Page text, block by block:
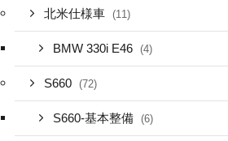
北米仕様車 (11)
BMW 330i E46 (4)
S660 (72)
S660-基本整備 (6)